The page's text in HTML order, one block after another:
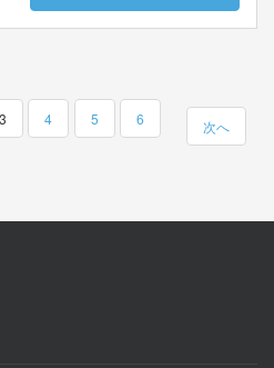
3 4 5 6 次へ